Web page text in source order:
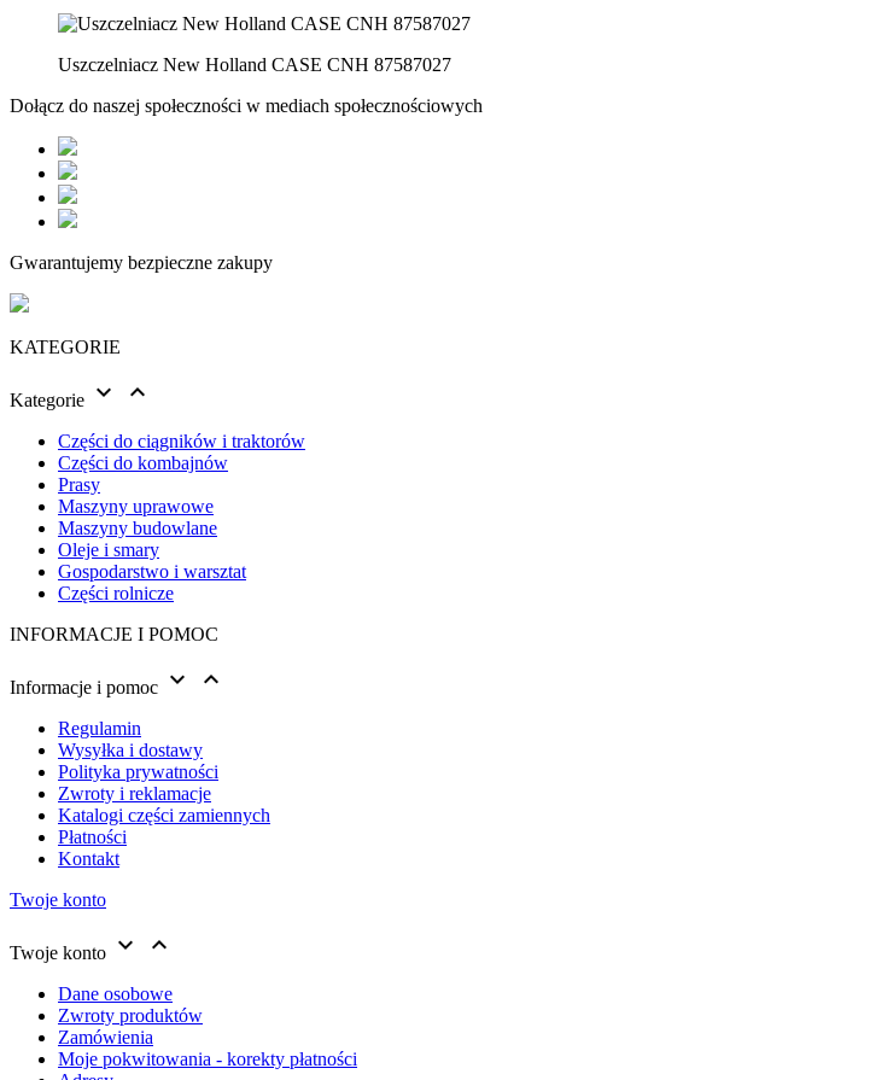
Uszczelniacz New Holland CASE CNH 87587027
Dołącz do naszej społeczności w mediach społecznościowych
Gwarantujemy bezpieczne zakupy
KATEGORIE
Kategorie  
Części do ciągników i traktorów
Części do kombajnów
Prasy
Maszyny uprawowe
Maszyny budowlane
Oleje i smary
Gospodarstwo i warsztat
Części rolnicze
INFORMACJE I POMOC
Informacje i pomoc  
Regulamin
Wysyłka i dostawy
Polityka prywatności
Zwroty i reklamacje
Katalogi części zamiennych
Płatności
Kontakt
Twoje konto
Twoje konto  
Dane osobowe
Zwroty produktów
Zamówienia
Moje pokwitowania - korekty płatności